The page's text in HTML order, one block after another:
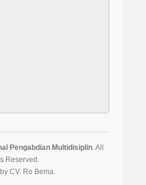
Pengabdian Multidisiplin. All
Reserved.
CV. Ro Bema.